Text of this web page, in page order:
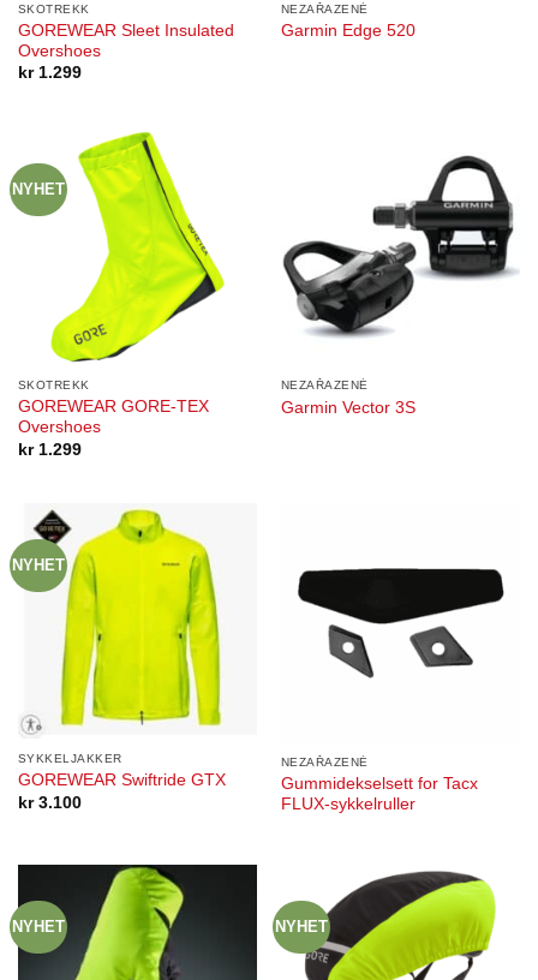
SKOTREKK
GOREWEAR Sleet Insulated
Overshoes
kr1.299
NEZAŘAZENÉ
Garmin Edge 520
NYHET
SKOTREKK
GOREWEAR GORE-TEX
Overshoes
kr1.299
NEZAŘAZENÉ
Garmin Vector 3S
NYHET
SYKKELJAKKER
GOREWEAR Swiftride GTX
kr3.100
NEZAŘAZENÉ
Gummidekselsett for Tacx
FLUX-sykkelruller
NYHET NYHET